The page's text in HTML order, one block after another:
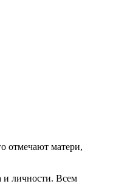
отмечают матери,
и личности. Всем